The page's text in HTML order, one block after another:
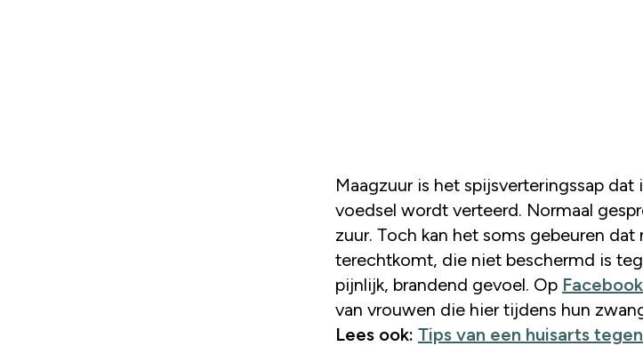
Maagzuur is het spijsverteringssap dat in je maag zit, waardoor het
voedsel wordt verteerd. Normaal
zuur. Toch kan het soms gebeuren
terechtkomt, die niet beschermd is
pijnlijk, brandend gevoel. Op Facebook
van vrouwen die hier tijdens hun
Lees ook: Tips van een huisarts